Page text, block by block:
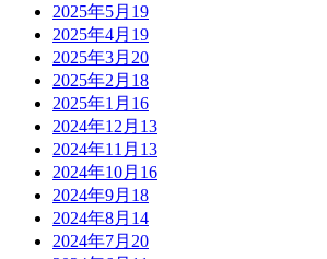
2025年5月 19
2025年4月 19
2025年3月 20
2025年2月 18
2025年1月 16
2024年12月 13
2024年11月 13
2024年10月 16
2024年9月 18
2024年8月 14
2024年7月 20